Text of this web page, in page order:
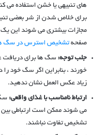
های تنبیهی یا خشن استفاده می
برای خلاص شدن از شر بعضی
مجازات بیشتری می شوند این
صفحه تشخیص استرس در سگ
جلب توجه: سگ ها برای دریافت
خورند ، بنابراین اگر سگ خود را
زیاد عکس العمل نشان ندهید.
ارتباط نامناسب با غذای واقعی:
می شوند ممکن است ارتباطی بین
تشخیص تفاوت نباشند.